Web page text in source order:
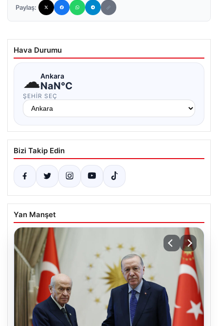
Paylaş:
Hava Durumu
☁Ankara
NaN°C
ŞEHIR SEÇ
Bizi Takip Edin
Yan Manşet